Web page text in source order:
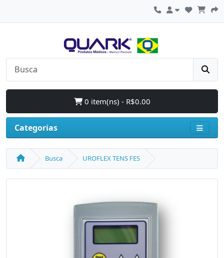
0 item(ns) - R$0.00
Categorias
Busca UROFLEX TENS FES